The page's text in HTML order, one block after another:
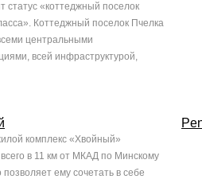
статус «коттеджный поселок
Коттеджный поселок Пчелка
центральными
всей инфраструктурой,
комплекс «Хвойный»
в 11 км от МКАД по Минскому
ему сочетать в себе